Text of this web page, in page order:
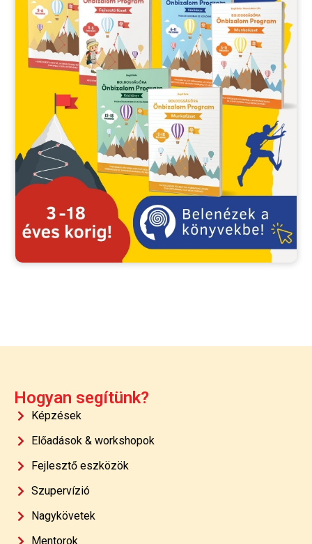
Hogyan segítünk?
Képzések
Előadások & workshopok
Fejlesztő eszközök
Szupervízió
Nagykövetek
Mentorok